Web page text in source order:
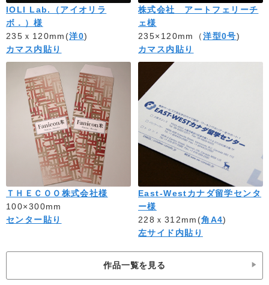
IOLI Lab.（アイオリラ
ボ．）様
235ｘ120mm(洋0)
カマス内貼り
株式会社 アートフェリーチ
ェ様
235×120mm（洋型0号)
カマス内貼り
ＴＨＥＣＯＯ株式会社様
100×300mm
センター貼り
East-Westカナダ留学センタ
ー様
228ｘ312mm(角A4)
左サイド内貼り
作品一覧を見る